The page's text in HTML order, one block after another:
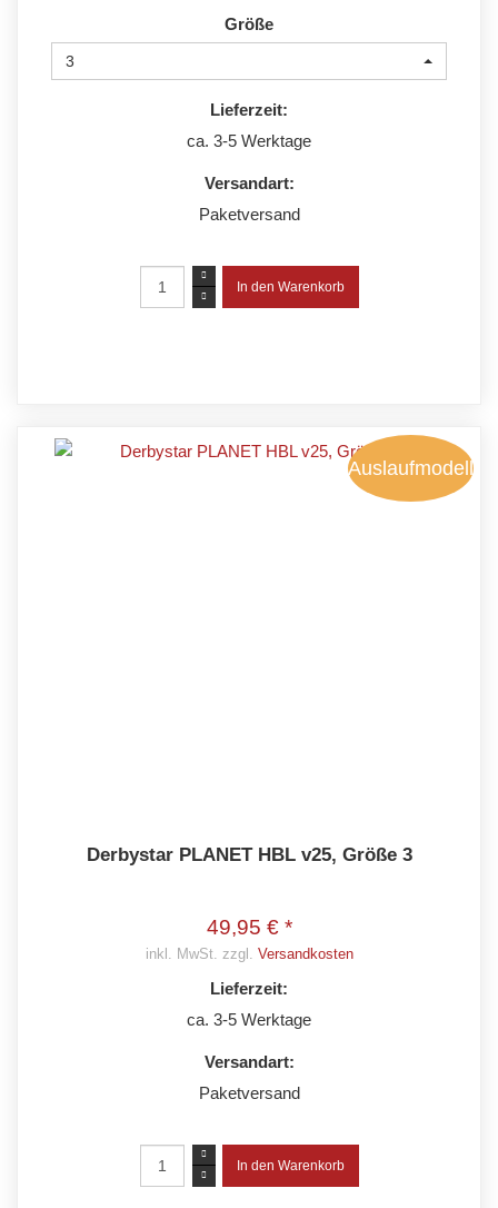
Größe
3
Lieferzeit:
ca. 3-5 Werktage
Versandart:
Paketversand
Auslaufmodell
Derbystar PLANET HBL v25, Größe 3
49,95 € *
inkl. MwSt. zzgl. Versandkosten
Lieferzeit:
ca. 3-5 Werktage
Versandart:
Paketversand